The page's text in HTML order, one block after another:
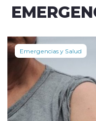
Emergencias y Salud